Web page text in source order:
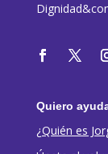
Quiero
¿Quién es